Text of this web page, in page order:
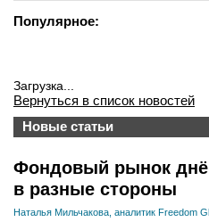
Популярное:
Загрузка...
Вернуться в список новостей
Новые статьи
Фондовый рынок
в разные стороны
Наталья Мильчакова, аналитик Freedom